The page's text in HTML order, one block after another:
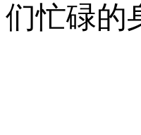
们忙碌的